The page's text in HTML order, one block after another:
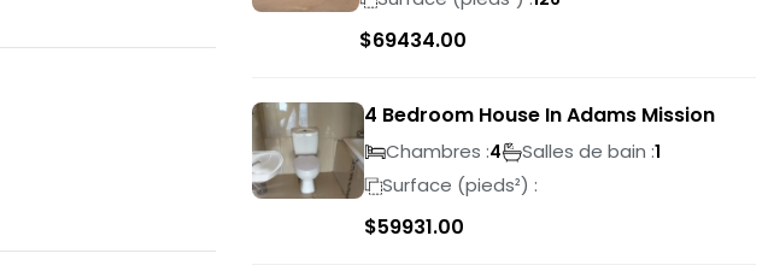
$69434.00
4 Bedroom House In Adams Mission
Chambres :4 Salles de bain :1
Surface (pieds²) :
$59931.00